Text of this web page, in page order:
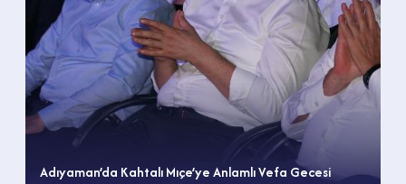
Adıyaman’da Kahtalı Mıçe’ye Anlamlı Vefa Gecesi